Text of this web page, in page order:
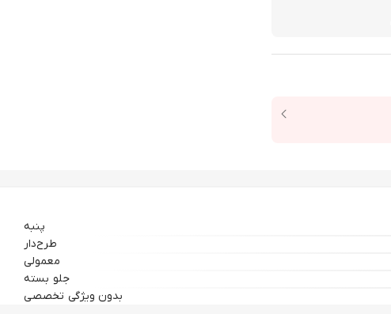
پنبه
طرح‌دار
معمولی
جلو بسته
بدون ویژگی تخصصی